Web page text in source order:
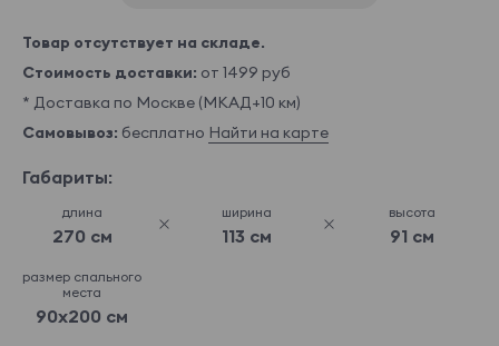
Товар отсутствует на складе.
Стоимость доставки: от 1499 руб
* Доставка по Москве (МКАД+10 км)
Самовывоз: бесплатно Найти на карте
Габариты:
длина
270 см
ширина
113 см
высота
91 см
размер спального
места
90x200 см